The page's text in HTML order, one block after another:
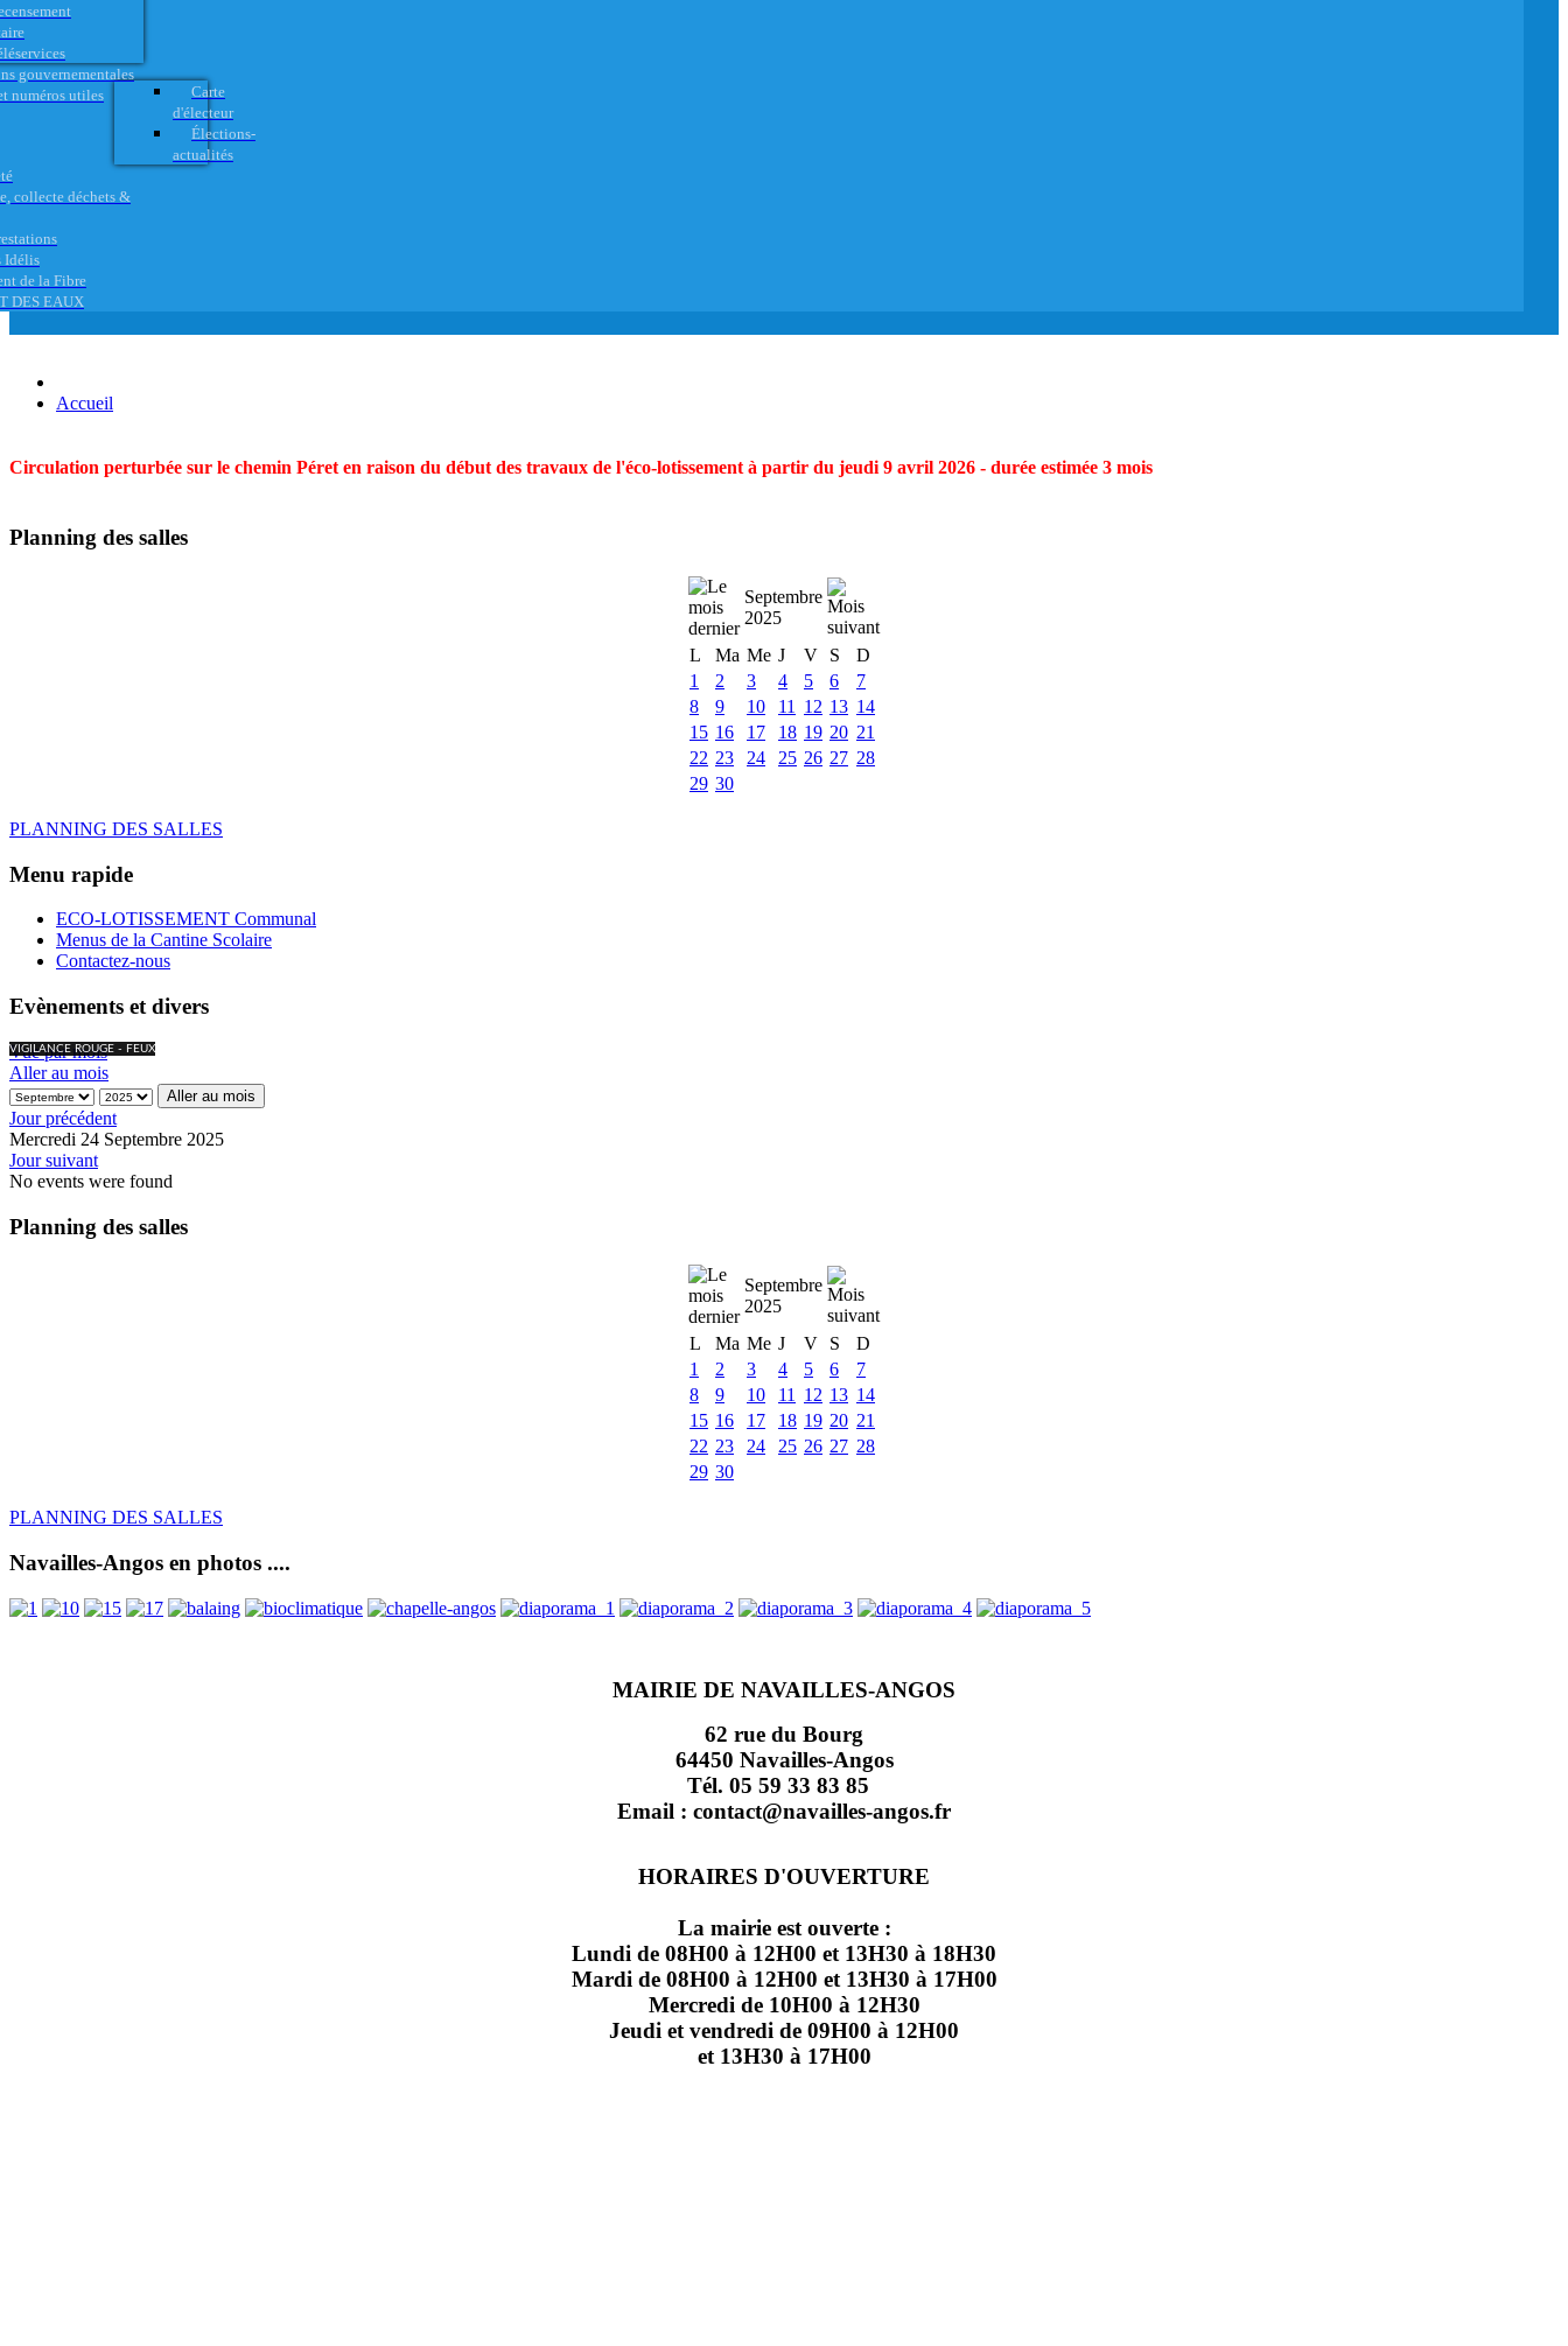
gouvernementales
numéros utiles
Carte
d'électeur
Élections-
actualités
collecte déchets &
Idélis
de la Fibre
DES EAUX
Accueil
Circulation perturbée sur le chemin Péret en raison du début des travaux de l'éco-lotissement à partir du jeudi 9 avril 2026 - durée estimée 3 mois
Planning des salles
Septembre
2025
L
Ma Me J V S
D
1
2 3 4 5 6
7
8
9 10 11 12 13 14
15 16 17 18 19 20 21
22 23 24 25 26 27 28
29 30
PLANNING DES SALLES
Menu rapide
ECO-LOTISSEMENT Communal
Menus de la Cantine Scolaire
Contactez-nous
Evènements et divers
VIGILANCE ROUGE - FEUX
Vue par mois
Aller au mois
Aller au mois
Jour précédent
Mercredi 24 Septembre 2025
Jour suivant
No events were found
Planning des salles
Septembre
2025
L
Ma Me J V S
D
1
2 3 4 5 6
7
8
9 10 11 12 13 14
15 16 17 18 19 20 21
22 23 24 25 26 27 28
29 30
PLANNING DES SALLES
Navailles-Angos en photos ....
MAIRIE DE NAVAILLES-ANGOS
62 rue du Bourg
64450 Navailles-Angos
Tél. 05 59 33 83 85
Email : contact@navailles-angos.fr
HORAIRES D'OUVERTURE
La mairie est ouverte :
Lundi de 08H00 à 12H00 et 13H30 à 18H30
Mardi de 08H00 à 12H00 et 13H30 à 17H00
Mercredi de 10H00 à 12H30
Jeudi et vendredi de 09H00 à 12H00
et 13H30 à 17H00